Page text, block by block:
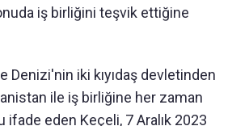
iş birliğini teşvik ettiğine
Denizi'nin iki kıyıdaş devletinden
ile iş birliğine her zaman
ifade eden Keçeli, 7 Aralık 2023